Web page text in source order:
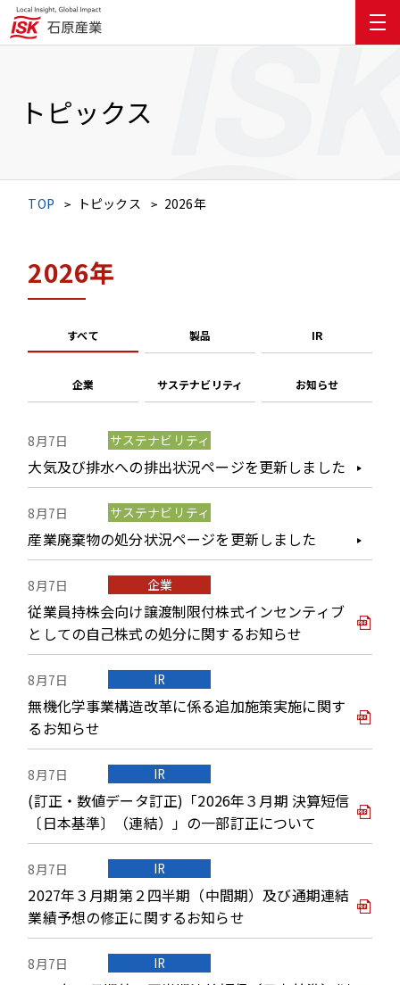
トピックス
TOP トピックス 2026年
2026年
すべて 製品 IR
企業 サステナビリティ お知らせ
8月7日 サステナビリティ
大気及び排水への排出状況ページを更新しました
8月7日 サステナビリティ
産業廃棄物の処分状況ページを更新しました
8月7日 企業
従業員持株会向け譲渡制限付株式インセンティブ
としての自己株式の処分に関するお知らせ
8月7日 IR
無機化学事業構造改革に係る追加施策実施に関す
るお知らせ
8月7日 IR
(訂正・数値データ訂正)「2026年３月期 決算短信
〔日本基準〕（連結）」の一部訂正について
8月7日 IR
2027年３月期第２四半期（中間期）及び通期連結
業績予想の修正に関するお知らせ
8月7日 IR